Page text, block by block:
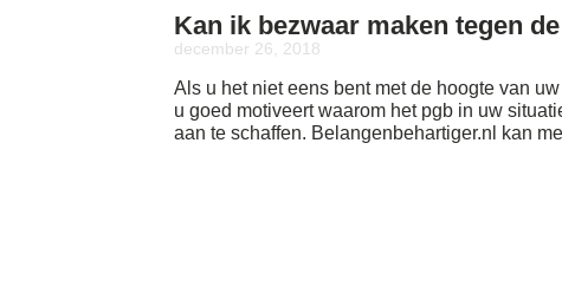
Kan ik bezwaar maken tegen
december 26, 2018
Als u het niet eens bent met de hoogte van
u goed motiveert waarom het pgb in uw
aan te schaffen. Belangenbehartiger.nl kan